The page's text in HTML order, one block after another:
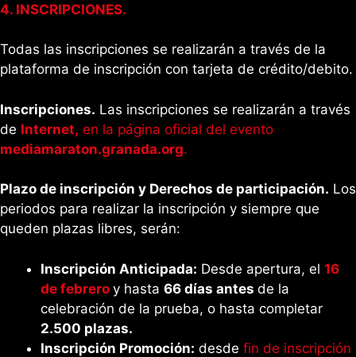
4. INSCRIPCIONES.
Todas las inscripciones se realizarán a través de la
plataforma de inscripción con tarjeta de crédito/debito.
Inscripciones. Las inscripciones se realizarán a través
de Internet, en la página oficial del evento
mediamaraton.granada.org.
Plazo de inscripción y Derechos de participación. Los
periodos para realizar la inscripción y siempre que
queden plazas libres, serán:
Inscripción Anticipada: Desde apertura, el 16
de febrero y hasta 66 días antes de la
celebración de la prueba, o hasta completar
2.500 plazas.
Inscripción Promoción: desde fin de inscripción